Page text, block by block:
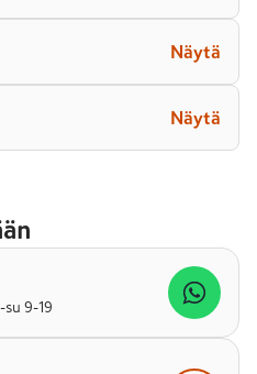
Näytä
Näytä
9-19